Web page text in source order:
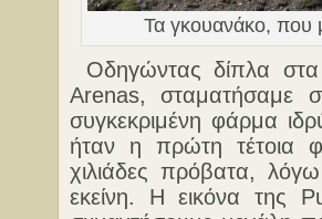
Τα γκουανάκο, που
Οδηγώντας δίπλα
Arenas, σταματήσαμε
συγκεκριμένη φάρμα
ήταν η πρώτη τέτοια
χιλιάδες πρόβατα,
εκείνη. Η εικόνα της